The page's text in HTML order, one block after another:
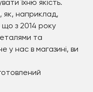
їхню якість.
як, наприклад,
з 2014 року
та
у нас в магазині, ви